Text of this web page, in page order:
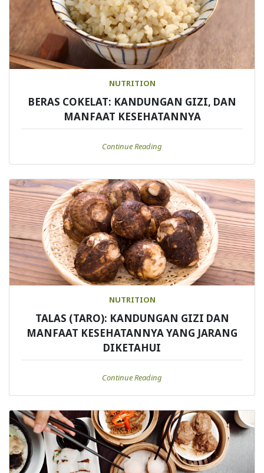
NUTRITION
BERAS COKELAT: KANDUNGAN GIZI, DAN
MANFAAT KESEHATANNYA
Continue Reading
NUTRITION
TALAS (TARO): KANDUNGAN GIZI DAN
MANFAAT KESEHATANNYA YANG JARANG
DIKETAHUI
Continue Reading